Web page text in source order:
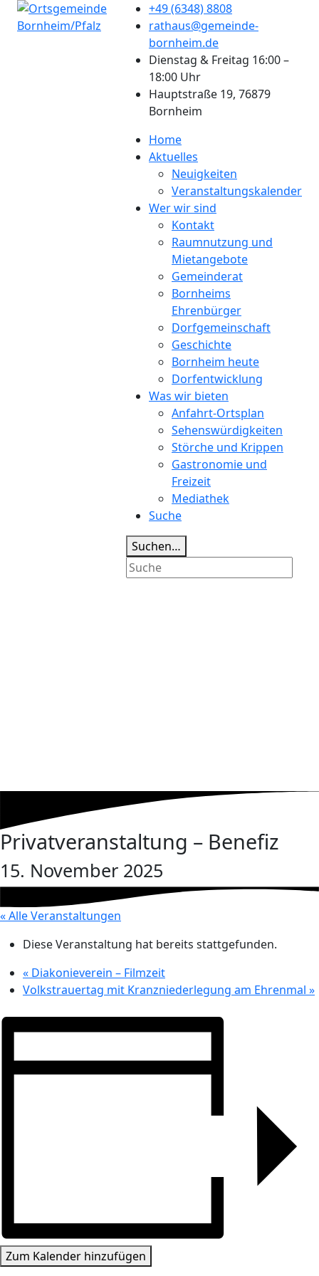
+49 (6348) 8808
rathaus@gemeinde-
bornheim.de
Dienstag & Freitag 16:00 –
18:00 Uhr
Hauptstraße 19, 76879
Bornheim
Home
Aktuelles
Neuigkeiten
Veranstaltungskalender
Wer wir sind
Kontakt
Raumnutzung und
Mietangebote
Gemeinderat
Bornheims
Ehrenbürger
Dorfgemeinschaft
Geschichte
Bornheim heute
Dorfentwicklung
Was wir bieten
Anfahrt-Ortsplan
Sehenswürdigkeiten
Störche und Krippen
Gastronomie und
Freizeit
Mediathek
Suche
Suchen…
Privatveranstaltung – Benefiz
15. November 2025
« Alle Veranstaltungen
Diese Veranstaltung hat bereits stattgefunden.
« Diakonieverein – Filmzeit
Volkstrauertag mit Kranzniederlegung am Ehrenmal »
Zum Kalender hinzufügen